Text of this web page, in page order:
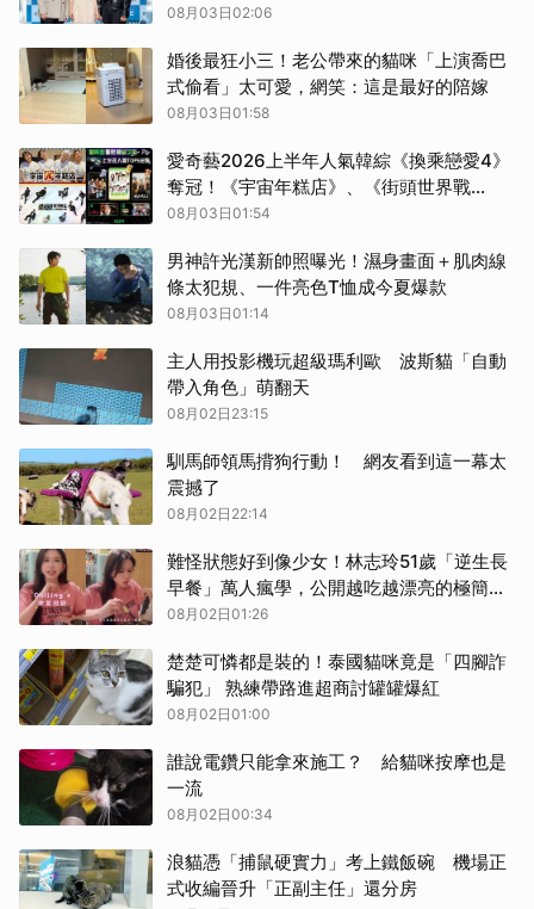
08月03日02:06
婚後最狂小三！老公帶來的貓咪「上演喬巴
式偷看」太可愛，網笑：這是最好的陪嫁
08月03日01:58
愛奇藝2026上半年人氣韓綜《換乘戀愛4》
奪冠！《宇宙年糕店》、《街頭世界戰
士》、《姐姐的產地直送3》重磅接棒
08月03日01:54
男神許光漢新帥照曝光！濕身畫面＋肌肉線
條太犯規、一件亮色T恤成今夏爆款
08月03日01:14
主人用投影機玩超級瑪利歐 波斯貓「自動
帶入角色」萌翻天
08月02日23:15
馴馬師領馬揹狗行動！ 網友看到這一幕太
震撼了
08月02日22:14
難怪狀態好到像少女！林志玲51歲「逆生長
早餐」萬人瘋學，公開越吃越漂亮的極簡公
式
08月02日01:26
楚楚可憐都是裝的！泰國貓咪竟是「四腳詐
騙犯」 熟練帶路進超商討罐罐爆紅
08月02日01:00
誰說電鑽只能拿來施工？ 給貓咪按摩也是
一流
08月02日00:34
浪貓憑「捕鼠硬實力」考上鐵飯碗 機場正
式收編晉升「正副主任」還分房